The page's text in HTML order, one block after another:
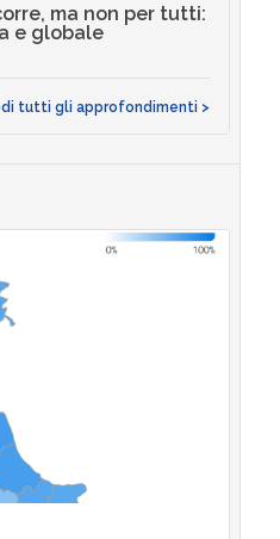
ma non per tutti:
e globale
tutti gli approfondimenti >